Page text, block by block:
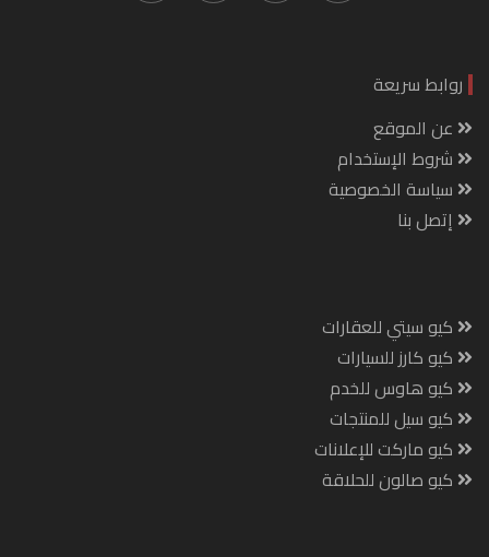
روابط سريعة
عن الموقع
شروط الإستخدام
سياسة الخصوصية
إتصل بنا
كيو سيتي للعقارات
كيو كارز للسيارات
كيو هاوس للخدم
كيو سيل للمنتجات
كيو ماركت للإعلانات
كيو صالون للحلاقة